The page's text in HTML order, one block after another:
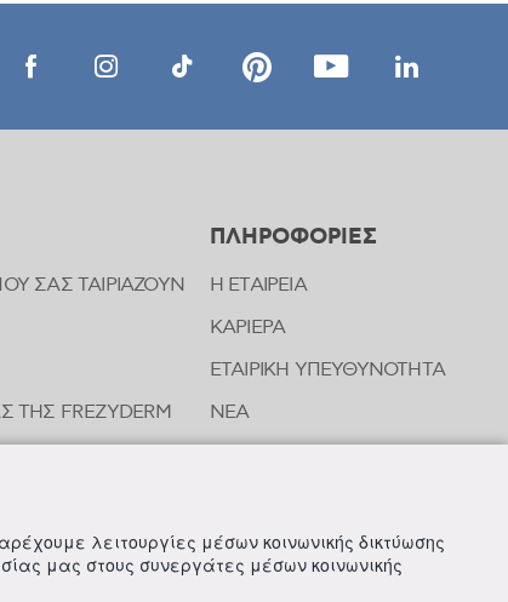
ΣΑΣ ΤΑΙΡΙΑΖΟΥΝ
ΤΗΣ FREZYDERM
ΠΛΗΡΟΦΟΡΙΕΣ
Η ΕΤΑΙΡΕΙΑ
ΚΑΡΙΕΡΑ
ΕΤΑΙΡΙΚΗ ΥΠΕΥΘΥΝΟΤΗΤΑ
ΝΕΑ
λειτουργίες μέσων κοινωνικής δικτύωσης
μας στους συνεργάτες μέσων κοινωνικής